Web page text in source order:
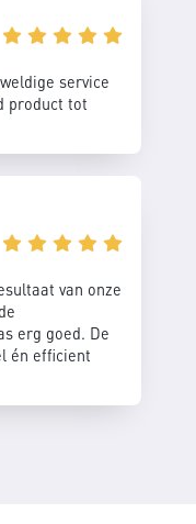
service
product tot
van onze
erg goed. De
én efficient